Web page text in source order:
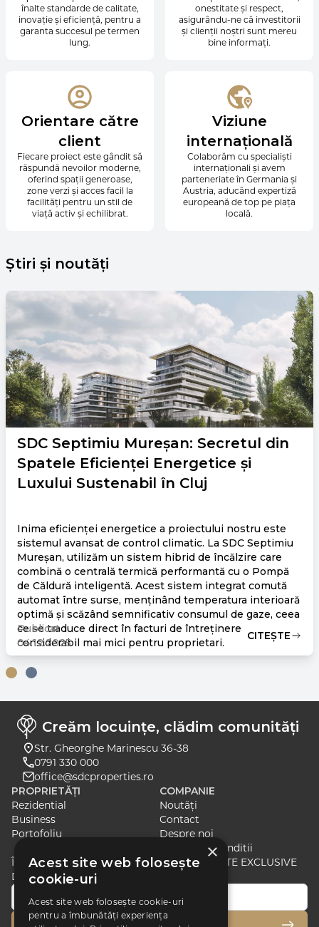
înalte standarde de calitate,
inovație și eficiență, pentru a
garanta succesul pe termen
lung.
onestitate și respect,
asigurându-ne că investitorii
și clienții noștri sunt mereu
bine informați.
Orientare către
client
Fiecare proiect este gândit să
răspundă nevoilor moderne,
oferind spații generoase,
zone verzi și acces facil la
facilități pentru un stil de
viață activ și echilibrat.
Viziune
internațională
Colaborăm cu specialiști
internaționali și avem
parteneriate în Germania și
Austria, aducând expertiză
europeană de top pe piața
locală.
Știri și noutăți
SDC Septimiu Mureșan: Secretul din
Spatele Eficienței Energetice și
Luxului Sustenabil în Cluj
Inima eficienței energetice a proiectului nostru este
sistemul avansat de control climatic. La SDC Septimiu
Mureșan, utilizăm un sistem hibrid de încălzire care
combină o centrală termică performantă cu o Pompă
de Căldură inteligentă. Acest sistem integrat comută
automat între surse, menținând temperatura interioară
optimă și scăzând semnificativ consumul de gaze, ceea
ce se traduce direct în facturi de întreținere
considerabil mai mici pentru proprietari.
Publicat
04.12.2025
CITEȘTE
Creăm locuințe, clădim comunități
Str. Gheorghe Marinescu 36-38
0791 330 000
office@sdcproperties.ro
PROPRIETĂȚI
Rezidential
Business
Portofoliu
COMPANIE
Noutăți
Contact
Despre noi
Termeni si Conditii
ÎNSCRIE-TE PENTRU A PRIMI ȘTIRI ȘI OFERTE EXCLUSIVE
DESPRE CELE MAI RECENTE LANSĂRI
×
Acest site web folosește
cookie-uri
Acest site web folosește cookie-uri
pentru a îmbunătăți experiența